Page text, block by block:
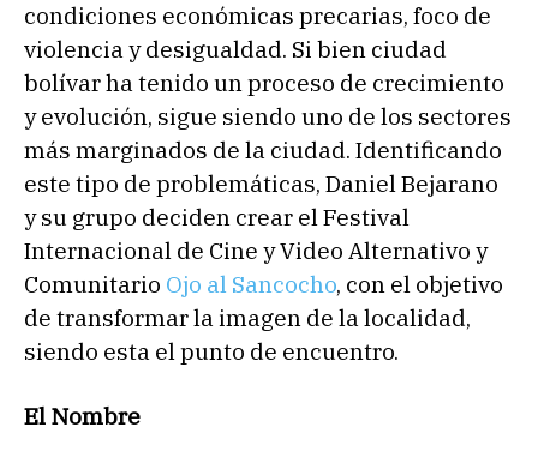
condiciones económicas precarias, foco de
violencia y desigualdad. Si bien ciudad
bolívar ha tenido un proceso de crecimiento
y evolución, sigue siendo uno de los sectores
más marginados de la ciudad. Identificando
este tipo de problemáticas, Daniel Bejarano
y su grupo deciden crear el Festival
Internacional de Cine y Video Alternativo y
Comunitario Ojo al Sancocho, con el objetivo
de transformar la imagen de la localidad,
siendo esta el punto de encuentro.
El Nombre